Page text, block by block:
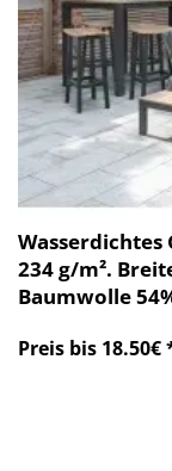
Wasserdichtes
234 g/m².
Baumwolle
Preis bis 18.50€